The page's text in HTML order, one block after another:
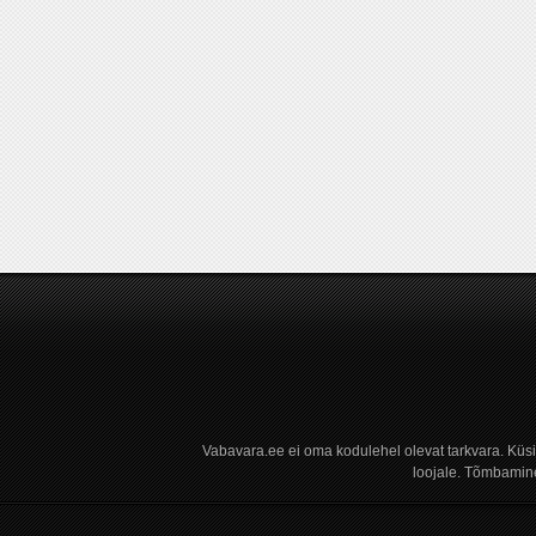
Vabavara.ee ei oma kodulehel olevat tarkvara.
loojale.